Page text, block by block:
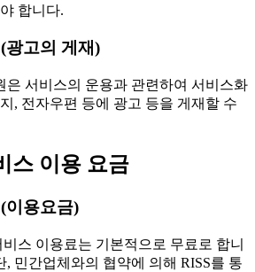
합니다.
광고의 게재)
은 서비스의 운용과 관련하여 서비스화
, 전자우편 등에 광고 등을 게재할 수
스 이용 요금
이용요금)
스 이용료는 기본적으로 무료로 합니
, 민간업체와의 협약에 의해 RISS를 통